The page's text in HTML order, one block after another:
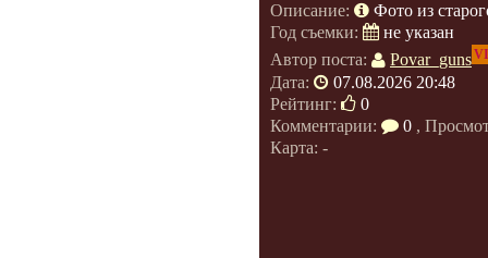
Описание:
Фото из
Год съемки:
не указан
Автор поста:
Povar_guns
Дата:
07.08.2026 20:48
Рейтинг:
0
Комментарии:
0 ,
Карта: -